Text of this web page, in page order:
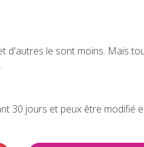
de fin d’année 2018, un
Luc Flamion, client
d'autres le sont moins. Mais
30 jours et peux être modifié